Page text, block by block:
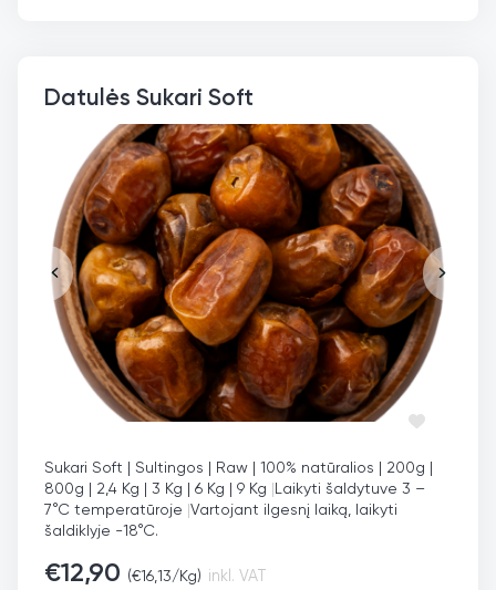
Datulės Sukari Soft
Sukari Soft | Sultingos | Raw | 100% natūralios | 200g |
800g | 2,4 Kg | 3 Kg | 6 Kg | 9 Kg |Laikyti šaldytuve 3 –
7°C temperatūroje |Vartojant ilgesnį laiką, laikyti
šaldiklyje -18°C.
€12,90 (€16,13/Kg) inkl. VAT